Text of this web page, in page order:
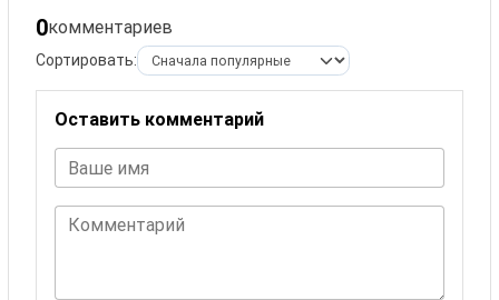
0комментариев
Сортировать:
Оставить комментарий
Ваше имя
Комментарий